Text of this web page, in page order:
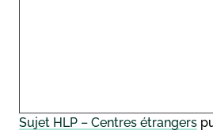
Sujet HLP – Centres étrangers